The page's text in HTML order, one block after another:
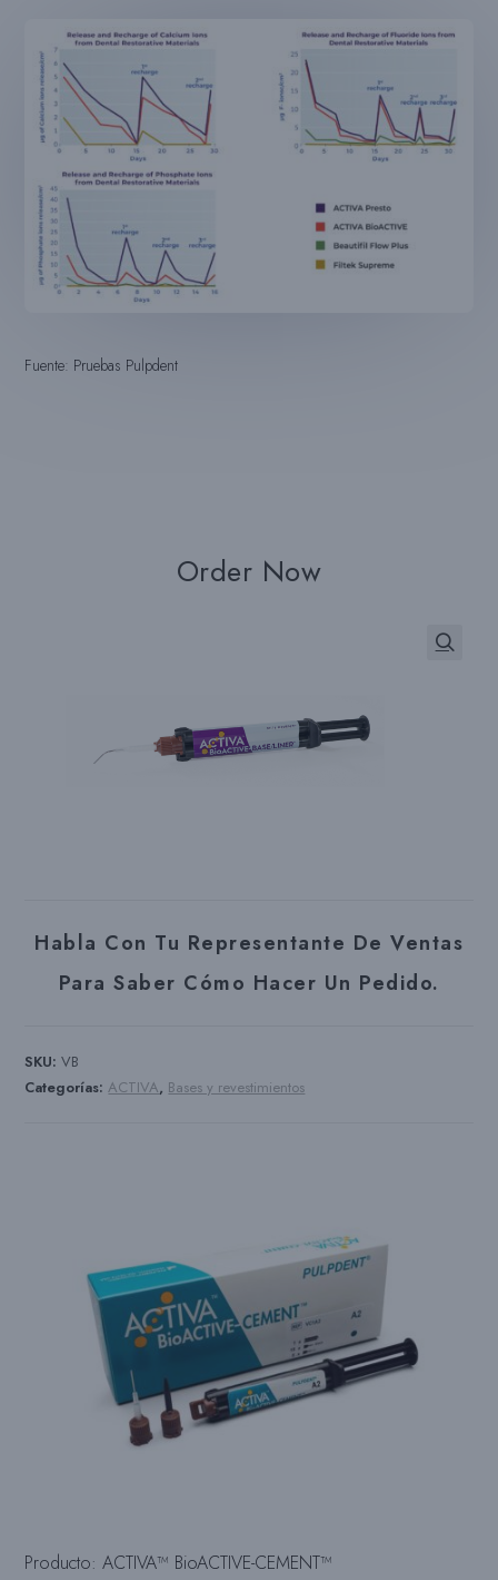
Fuente: Pruebas Pulpdent
Order Now
Habla Con Tu Representante De Ventas
Para Saber Cómo Hacer Un Pedido.
SKU:VB
Categorías:ACTIVA, Bases y revestimientos
Producto: ACTIVA™ BioACTIVE-CEMENT™